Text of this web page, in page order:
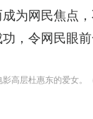
成为网民焦点
，令网民眼前
高层杜惠东的爱女。